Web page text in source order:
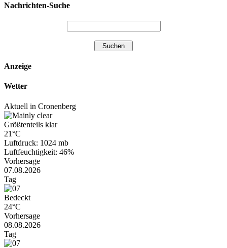
Nachrichten-Suche
Anzeige
Wetter
Aktuell in Cronenberg
Größtenteils klar
21°C
Luftdruck: 1024 mb
Luftfeuchtigkeit: 46%
Vorhersage
07.08.2026
Tag
Bedeckt
24°C
Vorhersage
08.08.2026
Tag